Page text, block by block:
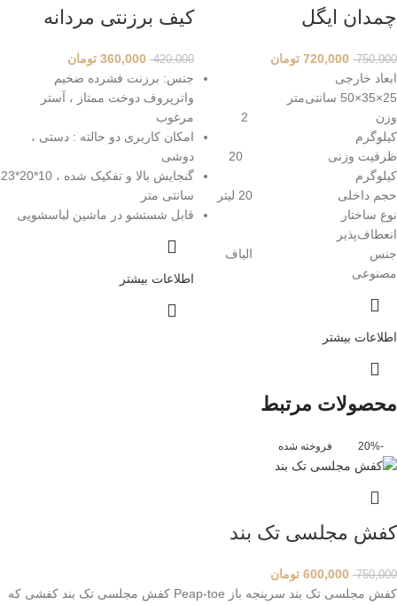
چمدان ایگل
750,000
720,000 تومان
ابعاد خارجی
25×35×50 سانتی‌متر
وزن 2
کیلوگرم
ظرفیت وزنی 20
کیلوگرم
حجم داخلی 20 لیتر
نوع ساختار
انعطاف‌پذیر
جنس الیاف
مصنوعی
اطلاعات بیشتر
کیف برزنتی مردانه
420,000
360,000 تومان
جنس: برزنت فشرده ضخیم
واترپروف دوخت ممتاز ، آستر
مرغوب
امکان کاربری دو حالته : دستی ،
دوشی
گنجایش بالا و تفکیک شده ، 10*20*23
سانتی متر
قابل شستشو در ماشین لباسشویی
اطلاعات بیشتر
محصولات مرتبط
-20% فروخته شده
کفش مجلسی تک بند
750,000
600,000 تومان
کفش مجلسی تک بند سرپنجه باز Peap-toe کفش مجلسی تک بند کفشی که